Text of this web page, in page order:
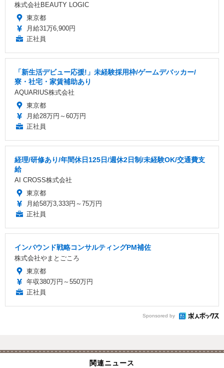
株式会社BEAUTY LOGIC
東京都
月給31万6,900円
正社員
「新生活デビュー応援!」未経験採用枠/ゲームデバッカー/
寮・社宅・家賃補助あり
AQUARIUS株式会社
東京都
月給28万円～60万円
正社員
経理/研修あり/年間休日125日/週休2日制/未経験OK/交通費支
給
AI CROSS株式会社
東京都
月給58万3,333円～75万円
正社員
インバウンド戦略コンサルティングPM補佐
株式会社やまとごころ
東京都
年収380万円～550万円
正社員
Sponsored by
関連ニュース